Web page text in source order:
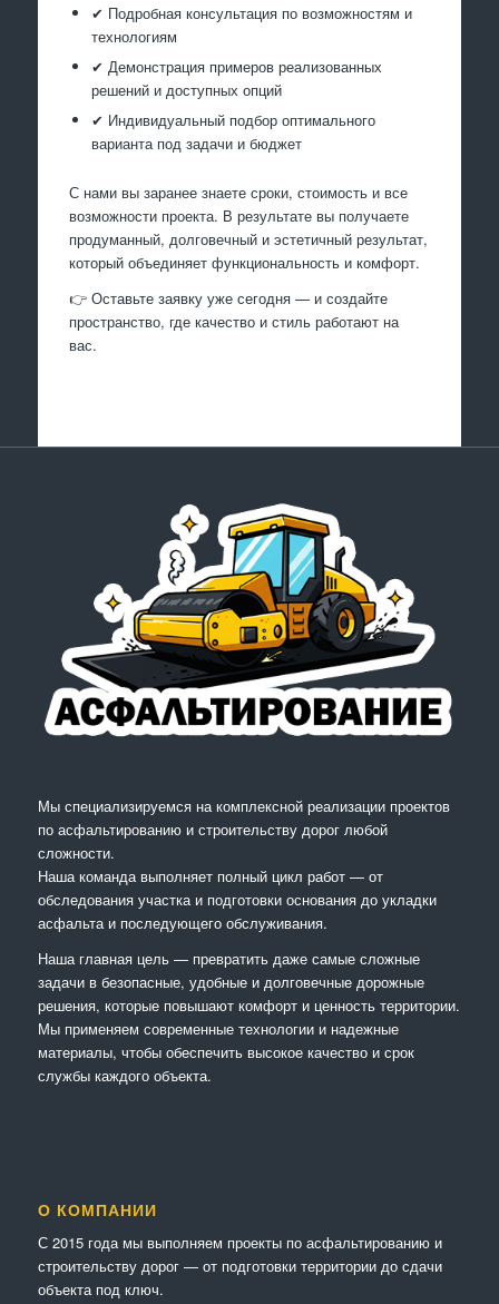
✔ Подробная консультация по возможностям и
технологиям
✔ Демонстрация примеров реализованных
решений и доступных опций
✔ Индивидуальный подбор оптимального
варианта под задачи и бюджет
С нами вы заранее знаете сроки, стоимость и все
возможности проекта. В результате вы получаете
продуманный, долговечный и эстетичный результат,
который объединяет функциональность и комфорт.
👉 Оставьте заявку уже сегодня — и создайте
пространство, где качество и стиль работают на
вас.
Мы специализируемся на комплексной реализации проектов
по асфальтированию и строительству дорог любой
сложности.
Наша команда выполняет полный цикл работ — от
обследования участка и подготовки основания до укладки
асфальта и последующего обслуживания.
Наша главная цель — превратить даже самые сложные
задачи в безопасные, удобные и долговечные дорожные
решения, которые повышают комфорт и ценность территории.
Мы применяем современные технологии и надежные
материалы, чтобы обеспечить высокое качество и срок
службы каждого объекта.
О КОМПАНИИ
С 2015 года мы выполняем проекты по асфальтированию и
строительству дорог — от подготовки территории до сдачи
объекта под ключ.